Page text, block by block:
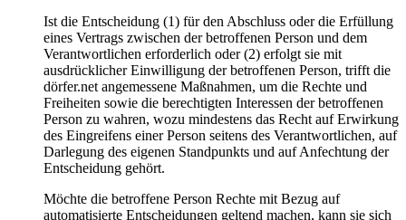
Ist die Entscheidung (1) für den Abschluss oder die Erfüllung
eines Vertrags zwischen der betroffenen Person und dem
Verantwortlichen erforderlich oder (2) erfolgt sie mit
ausdrücklicher Einwilligung der betroffenen Person, trifft die
dörfer.net angemessene Maßnahmen, um die Rechte und
Freiheiten sowie die berechtigten Interessen der betroffenen
Person zu wahren, wozu mindestens das Recht auf Erwirkung
des Eingreifens einer Person seitens des Verantwortlichen, auf
Darlegung des eigenen Standpunkts und auf Anfechtung der
Entscheidung gehört.
Möchte die betroffene Person Rechte mit Bezug auf
automatisierte Entscheidungen geltend machen, kann sie sich